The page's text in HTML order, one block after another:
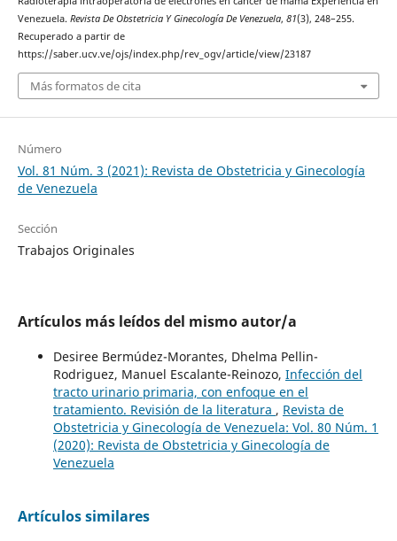
Venezuela. Revista De Obstetricia Y Ginecología De Venezuela, 81(3), 248–255.
Recuperado a partir de
https://saber.ucv.ve/ojs/index.php/rev_ogv/article/view/23187
Más formatos de cita
Número
Vol. 81 Núm. 3 (2021): Revista de Obstetricia y Ginecología
de Venezuela
Sección
Trabajos Originales
Artículos más leídos del mismo autor/a
Desiree Bermúdez-Morantes, Dhelma Pellin-
Rodriguez, Manuel Escalante-Reinozo, Infección del
tracto urinario primaria, con enfoque en el
tratamiento. Revisión de la literatura , Revista de
Obstetricia y Ginecología de Venezuela: Vol. 80 Núm. 1
(2020): Revista de Obstetricia y Ginecología de
Venezuela
Artículos similares